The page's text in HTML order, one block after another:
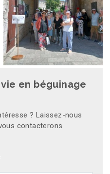
en béguinage
? Laissez-nous
contacterons